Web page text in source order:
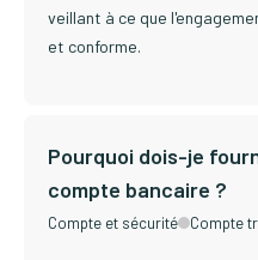
veillant à ce que
et conforme.
Pourquoi dois-je
compte bancaire ?
Compte et sécurité Compte